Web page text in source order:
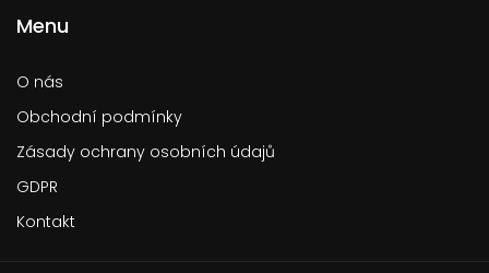
Menu
O nás
Obchodní podmínky
Zásady ochrany osobních údajů
GDPR
Kontakt